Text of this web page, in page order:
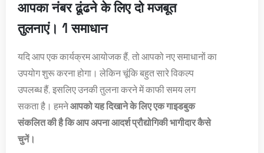
आपका नंबर ढूंढने के लिए दो मजबूत
तुलनाएं। 1 समाधान
यदि आप एक कार्यक्रम आयोजक हैं, तो आपको नए समाधानों का
उपयोग शुरू करना होगा। लेकिन चूंकि बहुत सारे विकल्प
उपलब्ध हैं, इसलिए उनकी तुलना करने में काफी समय लग
सकता है। हमनेआपको यह दिखाने के लिए एक गाइडबुक
संकलित की है कि आप अपना आदर्श प्रौद्योगिकी भागीदार कैसे
चुनें।